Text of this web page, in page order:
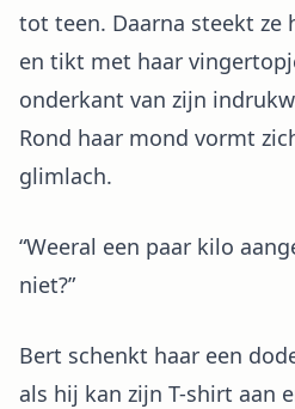
tot teen. Daarna steekt ze
en tikt met haar
onderkant van zijn
Rond haar mond vormt
glimlach.
“Weeral een paar kilo
niet?”
Bert schenkt haar een
als hij kan zijn T-shirt aan